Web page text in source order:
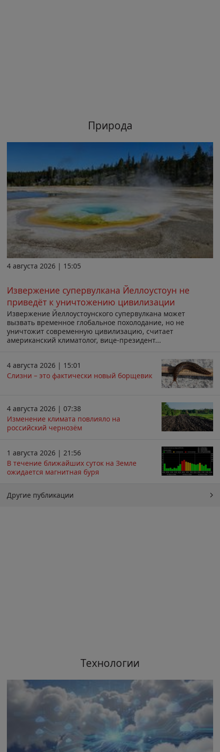
Природа
4 августа 2026 | 15:05
Извержение супервулкана Йеллоустоун не
приведёт к уничтожению цивилизации
Извержение Йеллоустоунского супервулкана может
вызвать временное глобальное похолодание, но не
уничтожит современную цивилизацию, считает
американский климатолог, вице-президент...
4 августа 2026 | 15:01
Слизни – это фактически новый борщевик
4 августа 2026 | 07:38
Изменение климата повлияло на
российский чернозём
1 августа 2026 | 21:56
В течение ближайших суток на Земле
ожидается магнитная буря
Другие публикации
Технологии